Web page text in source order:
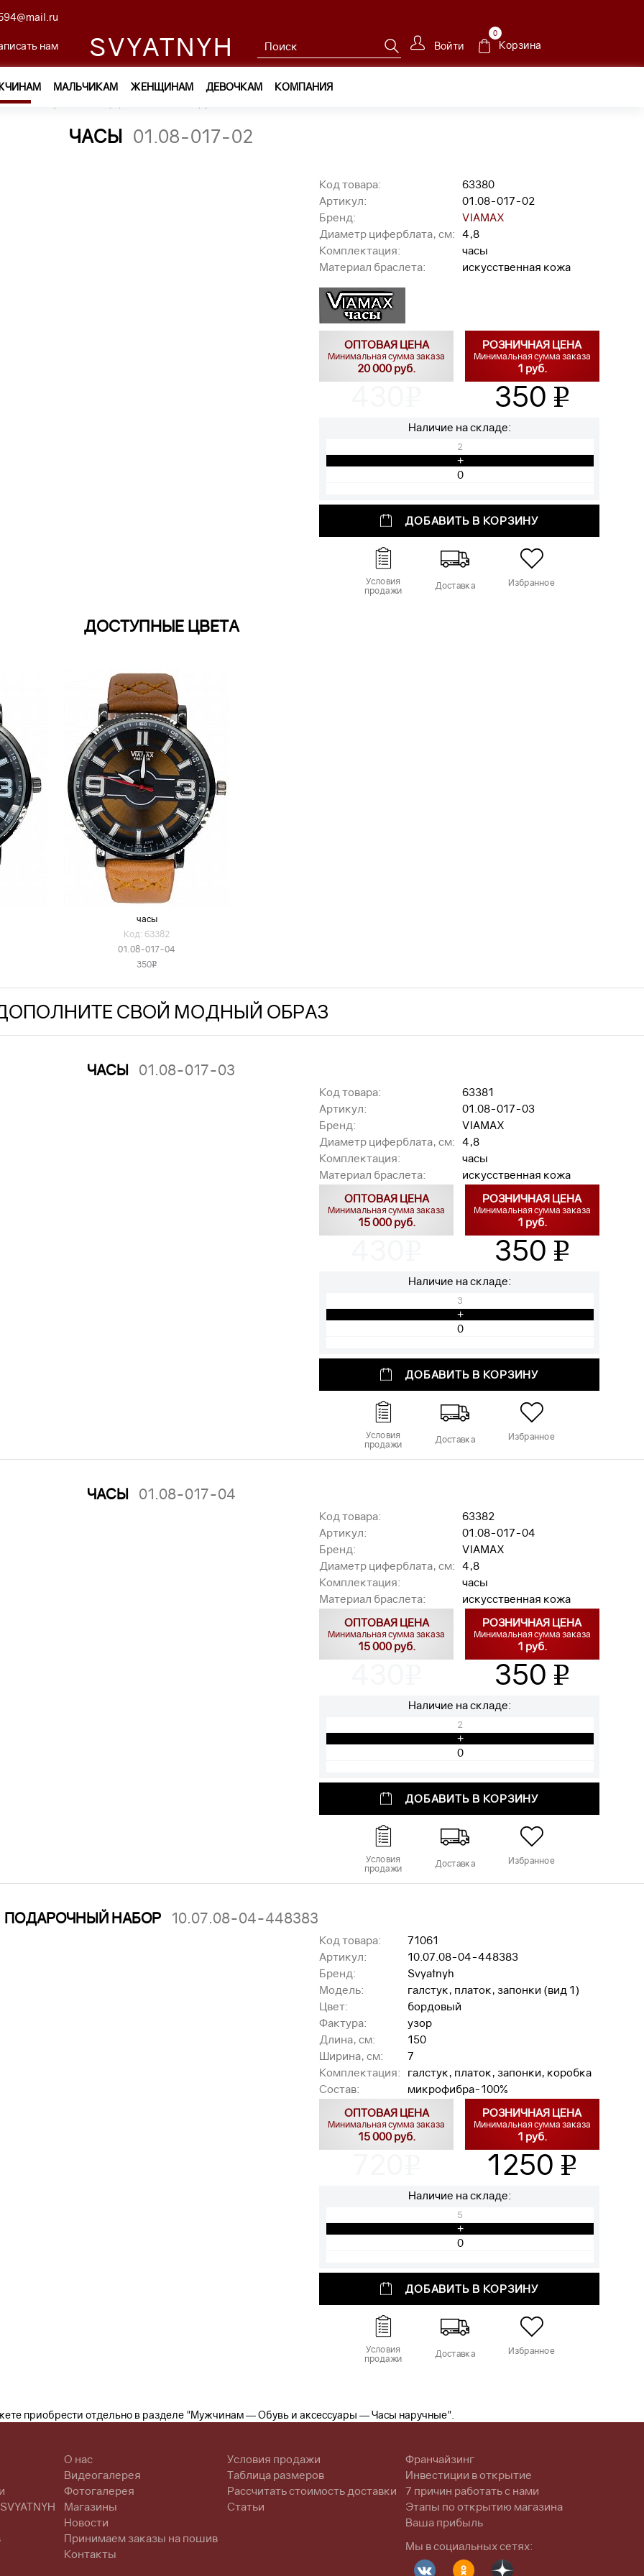
нам SVYATNYH Войти
0
Корзина
МАЛЬЧИКАМ ЖЕНЩИНАМ ДЕВОЧКАМ КОМПАНИЯ
—
ЧАСЫ 01.08-017-02
Код товара:
63380
Артикул:
01.08-017-02
Бренд:
VIAMAX
Диаметр циферблата, см:
4,8
Комплектация:
часы
Материал браслета:
искусственная кожа
ОПТОВАЯ ЦЕНА
Минимальная сумма заказа
20 000 руб.
РОЗНИЧНАЯ ЦЕНА
Минимальная сумма заказа
1 руб.
350 v
Наличие на складе:
2
+
ДОБАВИТЬ В КОРЗИНУ
Условия
продажи
Доставка Избранное
ДОСТУПНЫЕ ЦВЕТА
часы
Код: 63382
01.08-017-04
350v
СВОЙ МОДНЫЙ ОБРАЗ
ЧАСЫ 01.08-017-03
Код товара:
63381
Артикул:
01.08-017-03
Бренд:
VIAMAX
Диаметр циферблата, см:
4,8
Комплектация:
часы
Материал браслета:
искусственная кожа
ОПТОВАЯ ЦЕНА
Минимальная сумма заказа
15 000 руб.
РОЗНИЧНАЯ ЦЕНА
Минимальная сумма заказа
1 руб.
350 v
Наличие на складе:
3
+
ДОБАВИТЬ В КОРЗИНУ
Условия
продажи Доставка Избранное
ЧАСЫ 01.08-017-04
Код товара:
63382
Артикул:
01.08-017-04
Бренд:
VIAMAX
Диаметр циферблата, см:
4,8
Комплектация:
часы
Материал браслета:
искусственная кожа
ОПТОВАЯ ЦЕНА
Минимальная сумма заказа
15 000 руб.
РОЗНИЧНАЯ ЦЕНА
Минимальная сумма заказа
1 руб.
350 v
Наличие на складе:
2
+
ДОБАВИТЬ В КОРЗИНУ
Условия
продажи
Доставка Избранное
ПОДАРОЧНЫЙ НАБОР 10.07.08-04-448383
Код товара:
71061
Артикул:
10.07.08-04-448383
Бренд:
Svyatnyh
Модель:
галстук, платок, запонки (вид 1)
Цвет:
бордовый
Фактура:
узор
Длина, см:
150
Ширина, см:
7
Комплектация:
галстук, платок, запонки, коробка
Состав:
микрофибра-100%
ОПТОВАЯ ЦЕНА
Минимальная сумма заказа
15 000 руб.
РОЗНИЧНАЯ ЦЕНА
Минимальная сумма заказа
1 руб.
1250 v
Наличие на складе:
5
+
ДОБАВИТЬ В КОРЗИНУ
Условия
продажи
Доставка Избранное
приобрести отдельно в разделе "Мужчинам — Обувь и аксессуары — Часы наручные".
О нас
Видеогалерея
Фотогалерея
Магазины
Новости
Принимаем заказы на пошив
Контакты
Условия продажи
Таблица размеров
Рассчитать стоимость доставки
Статьи
Франчайзинг
Инвестиции в открытие
7 причин работать с нами
Этапы по открытию магазина
Ваша прибыль
Мы в социальных сетях: